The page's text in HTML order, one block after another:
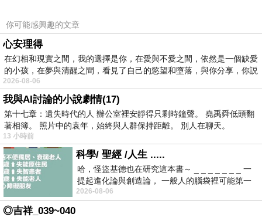
18:30抵達靜岡（日本時間）
20:00飯店QK
每次旅行的第一天與最後一天都在坐車中度過，
轉轉轉旅行人生。
你可能感興趣的文章
心安理得
在幻相和現實之間，我的選擇是你，在愛與不愛之間，依然是一個缺愛
的小孩，在夢與清醒之間，看見了自己的慾望和墮落，與你分享，你説
2026-08-06
我與AI討論的小說劇情(17)
第十七章：遺失時代的人 辦公室裡安靜得只剩時鐘聲。 堯禹舜低頭翻
著相簿。 照片中的袁年，始終與人群保持距離。 別人在聊天。
13 小時前
科學/ 聖經 /人生 .....
哈，怪盜基德也在研究這本書～ _ _ _ _ _ _ _ 一
提起進化論與創造論， 一般人的腦袋裡可能第一
時間就有「 進化論很科
2026-08-06
◎吉祥_039~040